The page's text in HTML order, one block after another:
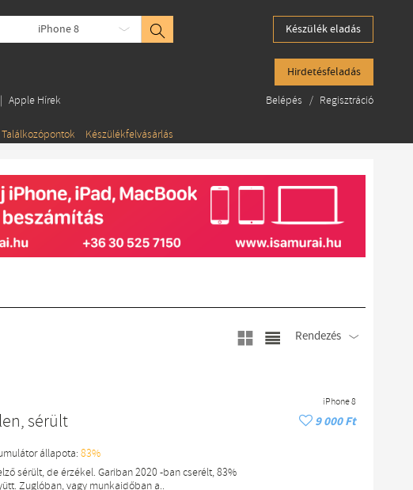
iPhone 8 Készülék eladás
Hirdetésfeladás
Apple Hírek
Találkozópontok Készülékfelvásárlás
Belépés / Regisztráció
Rendezés
sérült
állapota: 83%
sérült, de érzékel. Gariban 2020 -ban cserélt, 83%
Zuglóban, vagy munkaidőban a..
iPhone 8
9 000 Ft